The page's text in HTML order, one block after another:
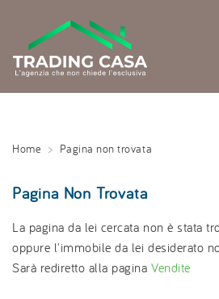
Home Pagina non trovata
Pagina Non Trovata
La pagina da lei cercata non è stata
oppure l'immobile da lei desiderato
Sarà rediretto alla paginaVendite